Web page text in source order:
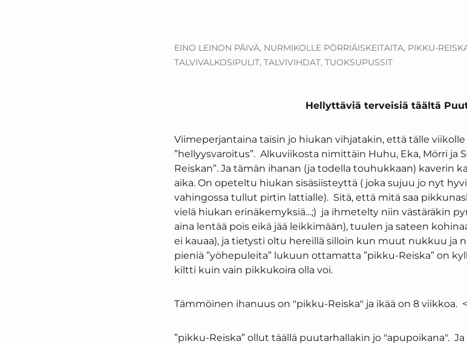
EINO LEINON PÄIVÄ, NURMIKOLLE PÖRRIÄISKEITAITA, PIKKU-
TALVIVALKOSIPULIT, TALVIVIHDAT, TUOKSUPUSSIT
Hellyttäviä terveisiä täältä
Viimeperjantaina taisin jo hiukan vihjatakin, että tälle
”hellyysvaroitus”. Alkuviikosta nimittäin Huhu, Eka, Mörri ja
Reiskan”. Ja tämän ihanan (ja todella touhukkaan) kaverin
aika. On opeteltu hiukan sisäsiisteyttä ( joka sujuu jo nyt
vahingossa tullut pirtin lattialle). Sitä, että mitä saa
vielä hiukan erinäkemyksiä…;) ja ihmetelty niin västäräkin
aina lentää pois eikä jää leikkimään), tuulen ja sateen
ei kauaa), ja tietysti oltu hereillä silloin kun muut nukkuu ja
pieniä ”yöhepuleita” lukuun ottamatta ”pikku-Reiska” on
kiltti kuin vain pikkukoira olla voi.
Tämmöinen ihanuus on "pikku-Reiska" ja ikää on 8 viikkoa.
”pikku-Reiska” ollut täällä puutarhallakin jo "apupoikana".